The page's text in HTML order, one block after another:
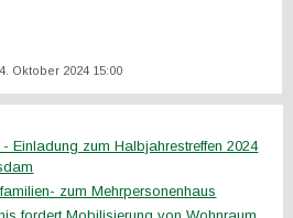
Oktober 2024 15:00
Einladung zum Halbjahrestreffen 2024
zum Mehrpersonenhaus